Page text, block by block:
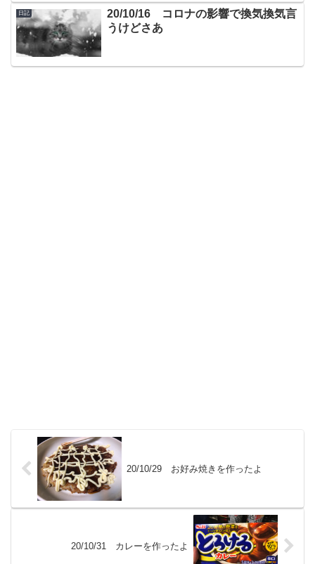
日記
20/10/16 コロナの影響で換気換気言
うけどさあ
20/10/29 お好み焼きを作ったよ
20/10/31 カレーを作ったよ